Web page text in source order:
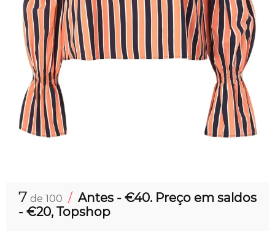
7 de 100 / Antes - €40. Preço em saldos
- €20, Topshop